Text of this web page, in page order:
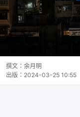
撰文： 余月明
出版： 2024-03-25 10:55